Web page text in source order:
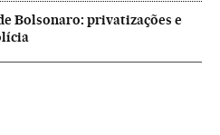
Bolsonaro: privatizações e